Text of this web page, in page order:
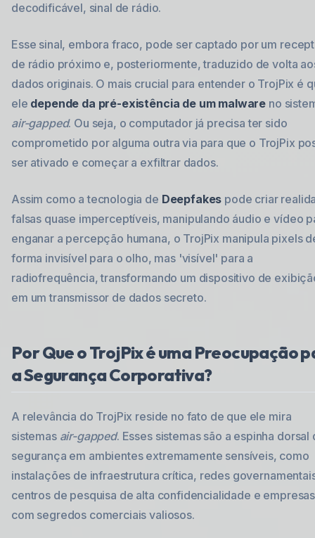
decodificável, sinal de rádio.
Esse sinal, embora fraco, pode ser captado por um
de rádio próximo e, posteriormente, traduzido de volta
dados originais. O mais crucial para entender o TrojPix é
ele depende da pré-existência de um malware no
air-gapped. Ou seja, o computador já precisa ter sido
comprometido por alguma outra via para que o TrojPix
ser ativado e começar a exfiltrar dados.
Assim como a tecnologia de Deepfakes pode criar
falsas quase imperceptíveis, manipulando áudio e vídeo
enganar a percepção humana, o TrojPix manipula pixels
forma invisível para o olho, mas 'visível' para a
radiofrequência, transformando um dispositivo de
em um transmissor de dados secreto.
Por Que o TrojPix é uma Preocupação
a Segurança Corporativa?
A relevância do TrojPix reside no fato de que ele mira
sistemas air-gapped. Esses sistemas são a espinha dorsal
segurança em ambientes extremamente sensíveis, como
instalações de infraestrutura crítica, redes
centros de pesquisa de alta confidencialidade e empresas
com segredos comerciais valiosos.